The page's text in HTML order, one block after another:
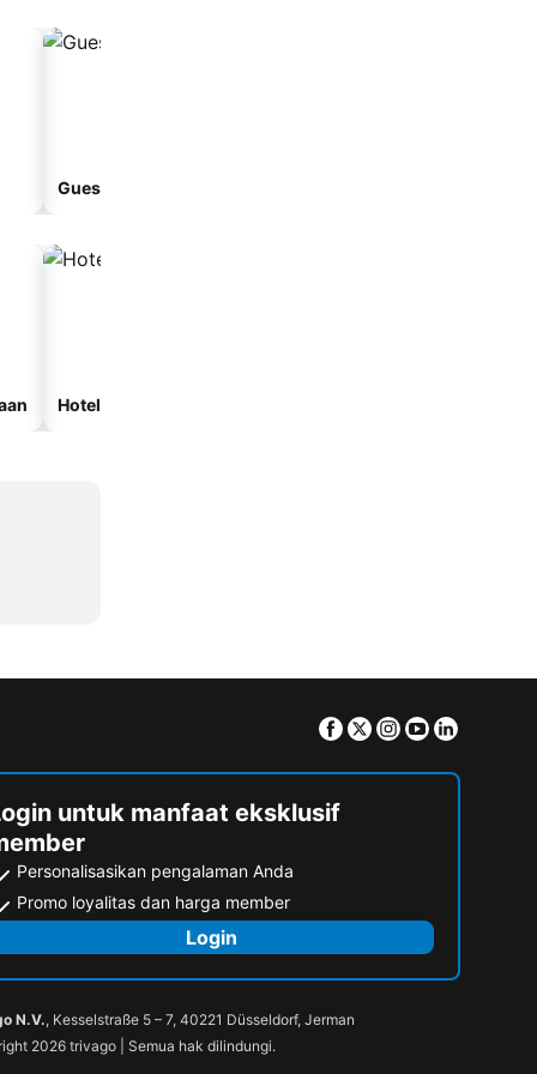
Guesthouse
Hotel spa
Facebook
TwitterInstagram
Youtube
untuk manfaat eksklusif
Personalisasikan pengalaman Anda
Promo loyalitas dan harga member
Login
N.V., Kesselstraße 5 – 7, 40221 Düsseldorf, Jerman
2026 trivago | Semua hak dilindungi.